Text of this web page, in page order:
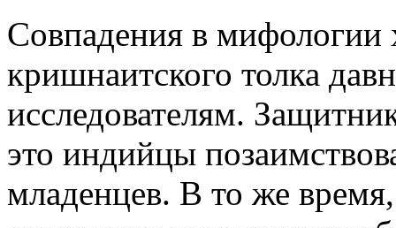
Совпадения в мифологии
кришнаитского толка
исследователям.
это индийцы
младенцев. В то же